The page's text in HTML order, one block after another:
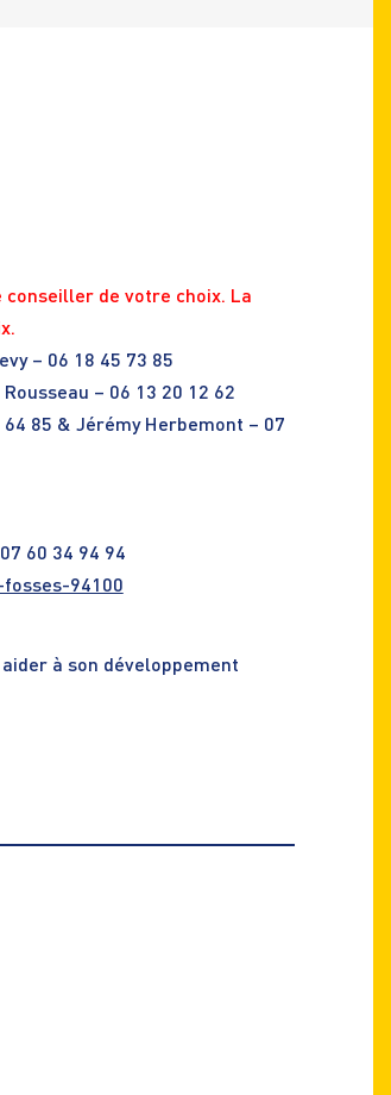
de votre choix. La
– 06 18 45 73 85
– 06 13 20 12 62
85 & Jérémy Herbemont – 07
60 34 94 94
94100
à son développement